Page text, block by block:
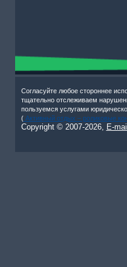
Согласуйте любое стороннее
тщательно отслеживаем
пользуемся услугами
(Активный отдых – роликовые
Copyright © 2007-2026, E-mail